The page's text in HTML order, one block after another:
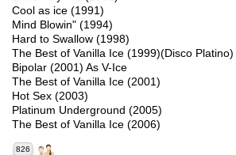
Cool as ice (1991)
Mind Blowin" (1994)
Hard to Swallow (1998)
The Best of Vanilla Ice (1999)(Disco Platino)
Bipolar (2001) As V-Ice
The Best of Vanilla Ice (2001)
Hot Sex (2003)
Platinum Underground (2005)
The Best of Vanilla Ice (2006)
826